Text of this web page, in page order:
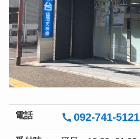
電話 092-741-5121